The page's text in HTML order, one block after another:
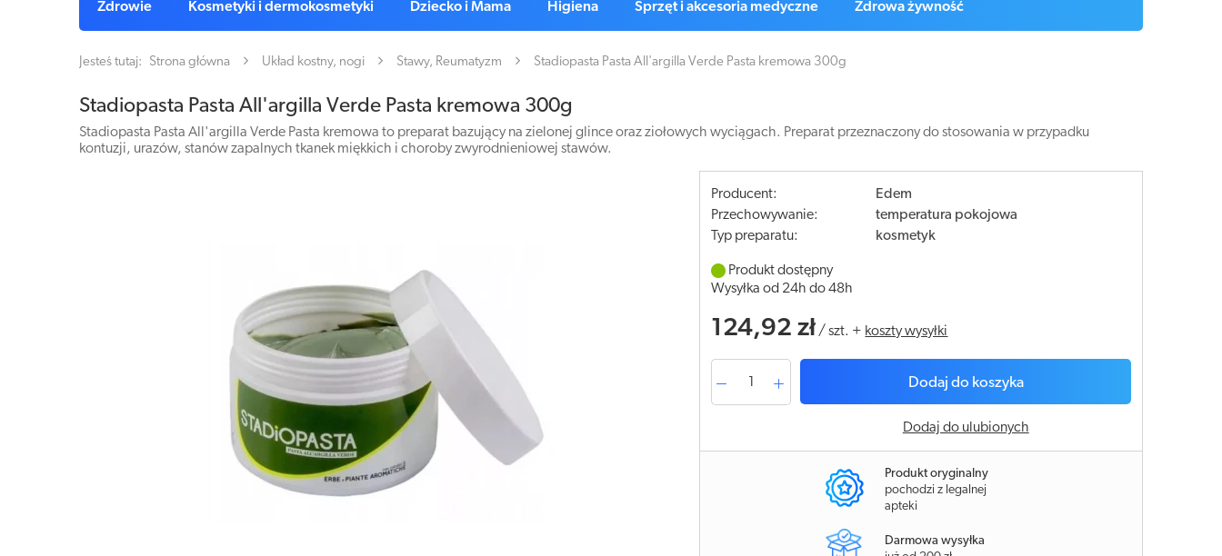
Zdrowie Kosmetyki i dermokosmetyki Dziecko i Mama Higiena Sprzęt i akcesoria medyczne Zdrowa żywność
Jesteś tutaj: Strona główna Układ kostny, nogi Stawy, Reumatyzm Stadiopasta Pasta All'argilla Verde Pasta kremowa 300g
Stadiopasta Pasta All'argilla Verde Pasta kremowa 300g
Stadiopasta Pasta All'argilla Verde Pasta kremowa to preparat bazujący na zielonej glince oraz ziołowych wyciągach. Preparat przeznaczony do stosowania w przypadku
kontuzji, urazów, stanów zapalnych tkanek miękkich i choroby zwyrodnieniowej stawów.
Producent:
Edem
Przechowywanie:
temperatura pokojowa
Typ preparatu:
kosmetyk
Produkt dostępny
Wysyłka od 24h do 48h
124,92 zł /szt. + koszty wysyłki
Dodaj do koszyka
Dodaj do ulubionych
Produkt oryginalny
pochodzi z legalnej
apteki
Darmowa wysyłka